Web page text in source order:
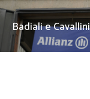
Badiali e Cavallini